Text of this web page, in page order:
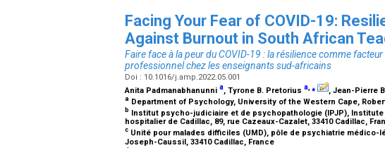
Facing Your Fear of COVID-19:
Against Burnout in South African
Faire face à la peur du COVID-19 : la résilience comme
professionnel chez les enseignants sud-africains
Doi : 10.1016/j.amp.2022.05.001
Anita Padmanabhanunni a, Tyrone B. Pretorius a,⁎ , Jean-Pierre
a Department of Psychology, University of the Western Cape,
b Institut psycho-judiciaire et de psychopathologie (IPJP),
hospitalier de Cadillac, 89, rue Cazeaux-Cazalet, 33410 Cadillac,
c Unité pour malades difficiles (UMD), pôle de psychiatrie médico-
Joseph-Caussil, 33410 Cadillac, France